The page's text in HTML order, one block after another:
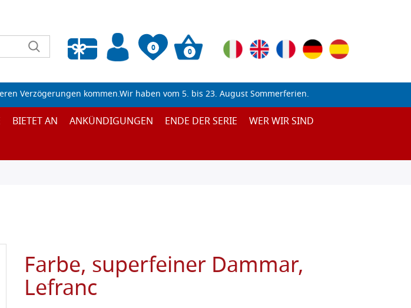
0
Wunschliste leeren
0
Verzögerungen kommen.Wir haben vom 5. bis 23. August Sommerferien.
BIETET AN ANKÜNDIGUNGEN ENDE DER SERIE
WER WIR SIND
Farbe, superfeiner Dammar,
Lefranc